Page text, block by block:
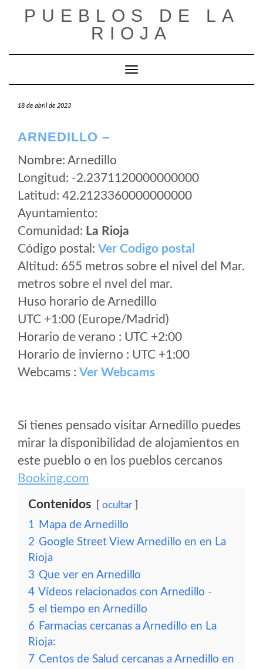
PUEBLOS DE LA
RIOJA
Cambiar modo de navegación
18 de abril de 2023
ARNEDILLO –
Nombre: Arnedillo
Longitud: -2.2371120000000000
Latitud: 42.2123360000000000
Ayuntamiento:
Comunidad: La Rioja
Código postal: Ver Codigo postal
Altitud: 655 metros sobre el nivel del Mar.
metros sobre el nvel del mar.
Huso horario de Arnedillo
UTC +1:00 (Europe/Madrid)
Horario de verano : UTC +2:00
Horario de invierno : UTC +1:00
Webcams : Ver Webcams
Si tienes pensado visitar Arnedillo puedes
mirar la disponibilidad de alojamientos en
este pueblo o en los pueblos cercanos
Booking.com
Contenidos ocultar
1 Mapa de Arnedillo
2 Google Street View Arnedillo en en La
Rioja
3 Que ver en Arnedillo
4 Vídeos relacionados con Arnedillo -
5 el tiempo en Arnedillo
6 Farmacias cercanas a Arnedillo en La
Rioja:
7 Centos de Salud cercanas a Arnedillo en